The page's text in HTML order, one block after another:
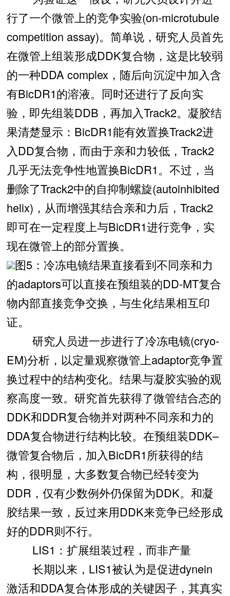
行了一个微管上的竞争实验(on-microtubule
competition assay)。简单说，研究人员首先
在微管上组装形成DDK复合物，这是比较弱
的一种DDA complex，随后向沉淀中加入含
有BicDR1的溶液。同时还进行了反向实
验，即先组装DDB，再加入Track2。凝胶结
果清楚显示：BicDR1能有效置换Track2进
入DD复合物，而由于亲和力较低，Track2
几乎无法竞争性地置换BicDR1。不过，当
删除了Track2中的自抑制螺旋(autoinhibited
helix)，从而增强其结合亲和力后，Track2
即可在一定程度上与BicDR1进行竞争，实
现在微管上的部分置换。
图5：冷冻电镜结果直接看到不同亲和力
的adaptors可以直接在预组装的DD-MT复合
物内部直接竞争交换，与生化结果相互印
证。
研究人员进一步进行了冷冻电镜(cryo-
EM)分析，以定量观察微管上adaptor竞争置
换过程中的结构变化。结果与凝胶实验的观
察高度一致。研究首先获得了微管结合态的
DDK和DDR复合物并对两种不同亲和力的
DDA复合物进行结构比较。在预组装DDK–
微管复合物后，加入BicDR1所获得的结
构，很明显，大多数复合物已经转变为
DDR，仅有少数例外仍保留为DDK。和凝
胶结果一致，反过来用DDK来竞争已经形成
好的DDR则不行。
LIS1：扩展组装过程，而非产量
长期以来，LIS1被认为是促进dynein
激活和DDA复合体形成的关键因子，其真实